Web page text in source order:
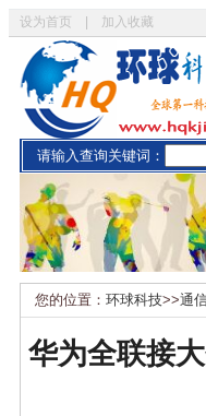
设为首页 加入收藏
请输入查询关键词：
您的位置： 环球科技>>通
华为全联接